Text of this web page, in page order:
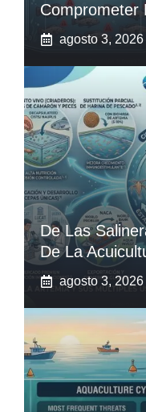
Comprometer
agosto 3, 2026
De Las
De La
agosto 3, 2026